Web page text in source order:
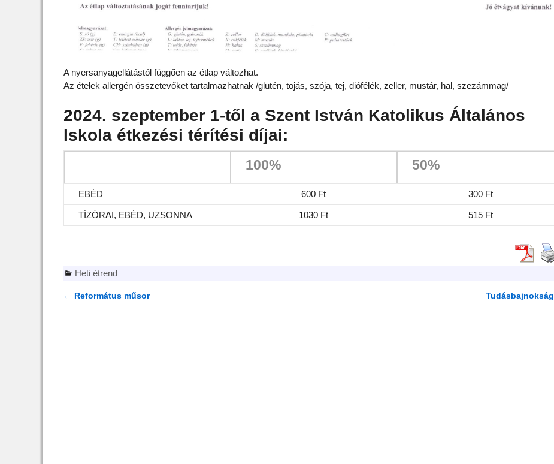
A nyersanyagellátástól függően az étlap változhat.
Az ételek allergén összetevőket tartalmazhatnak /glutén, tojás, szója, tej, diófélék, zeller, mustár, hal, szezámmag/
2024. szeptember 1-től a Szent István Katolikus Általános
Iskola étkezési térítési díjai:
100% 50%
EBÉD 600 Ft 300 Ft
TÍZÓRAI, EBÉD, UZSONNA 1030 Ft 515 Ft
Heti étrend
← Református műsor Tudásbajnokság